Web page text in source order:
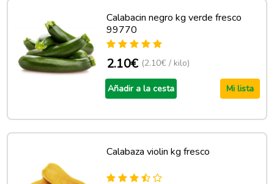
Calabacin negro kg verde fresco
99770
2.10€ (2.10€ / kilo)
Añadir a la cesta Mi lista
Calabaza violin kg fresco